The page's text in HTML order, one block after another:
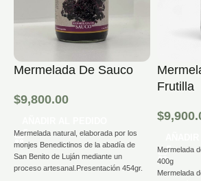
Mermelada De Sauco
$9,800.00
Mermelada natural, elaborada por los
monjes Benedictinos de la abadía de
San Benito de Luján mediante un
proceso artesanal.Presentación 454gr.
Frutilla
$
Mermelada
400g
Mermelada